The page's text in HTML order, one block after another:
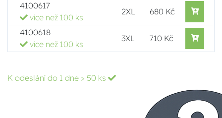
4100617
více než 100 ks
2XL 680 Kč
4100618
více než 100 ks
3XL 710 Kč
K odeslání do 1 dne > 50 ks